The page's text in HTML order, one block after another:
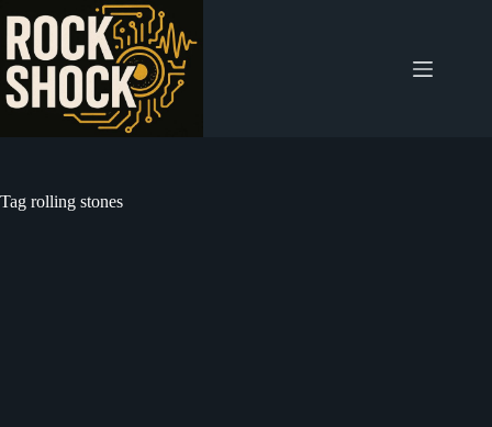
contenuto
Tag rolling stones